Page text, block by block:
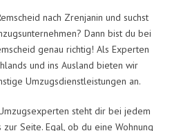
nach Zrenjanin und suchst
Dann bist du bei
genau richtig! Als Experten
und ins Ausland bieten wir
Umzugsdienstleistungen an.
steht dir bei jedem
Seite. Egal, ob du eine Wohnung